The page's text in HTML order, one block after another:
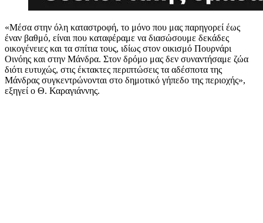
«Μέσα στην όλη καταστροφή, το μόνο που μας παρηγορεί έως
έναν βαθμό, είναι που καταφέραμε να διασώσουμε δεκάδες
οικογένειες και τα σπίτια τους, ιδίως στον οικισμό Πουρνάρι
Οινόης και στην Μάνδρα. Στον δρόμο μας δεν συναντήσαμε ζώα
διότι ευτυχώς, στις έκτακτες περιπτώσεις τα αδέσποτα της
Μάνδρας συγκεντρώνονται στο δημοτικό γήπεδο της περιοχής»,
εξηγεί ο Θ. Καραγιάννης.